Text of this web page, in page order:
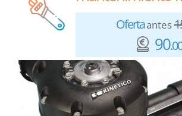
Ofertaantes
90